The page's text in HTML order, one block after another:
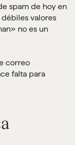
spam de hoy en
valores
no es un
correo
falta para